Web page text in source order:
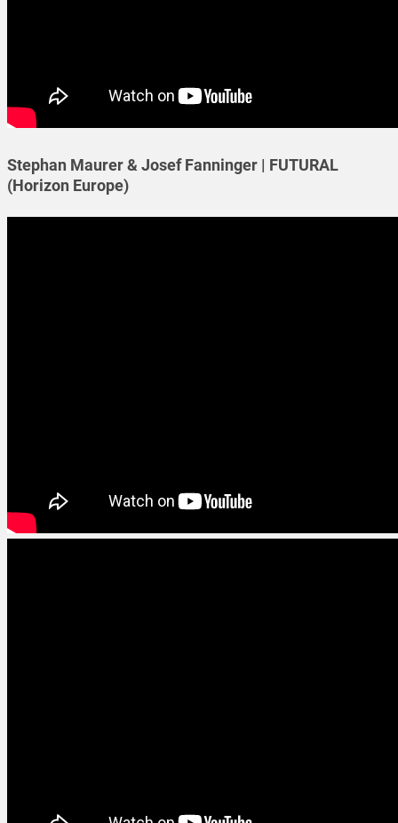
Stephan Maurer & Josef Fanninger | FUTURAL
(Horizon Europe)